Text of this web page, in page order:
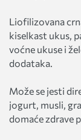
Liofilizovana
kiselkast ukus,
voćne ukuse i
dodataka.
Može se jesti
jogurt, musli,
domaće zdrave